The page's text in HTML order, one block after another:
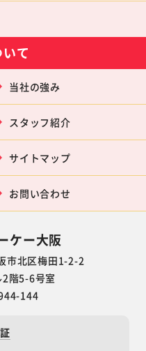
て
当社の強み
スタッフ紹介
サイトマップ
お問い合わせ
ケー大阪
市北区梅田1-2-2
階5-6号室
144